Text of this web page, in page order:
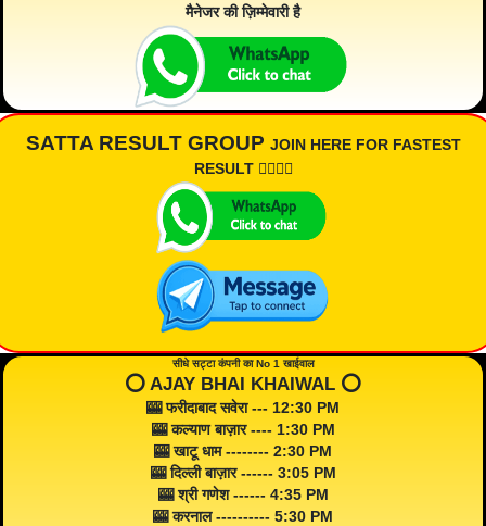
मैनेजर की ज़िम्मेवारी है
SATTA RESULT GROUP JOIN HERE FOR FASTEST
RESULT 👇🏾👇🏾
सीधे सट्टा कंपनी का No 1 खाईवाल
⭕️ AJAY BHAI KHAIWAL ⭕️
🎰 फरीदाबाद सवेरा --- 12:30 PM
🎰 कल्याण बाज़ार ---- 1:30 PM
🎰 खाटू धाम -------- 2:30 PM
🎰 दिल्ली बाज़ार ------ 3:05 PM
🎰 श्री गणेश ------ 4:35 PM
🎰 करनाल ---------- 5:30 PM